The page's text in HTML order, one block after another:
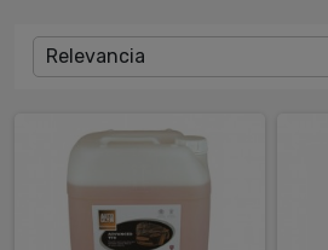
Relevancia